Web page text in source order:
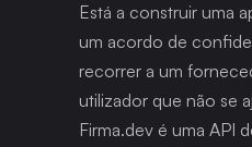
Está a construir uma
um acordo de
recorrer a um
utilizador que não se
Firma.dev é uma API